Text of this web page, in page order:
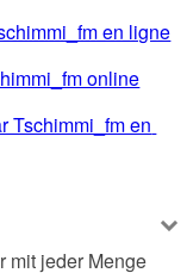
en ligne
online
Tschimmi_fm en
mit jeder Menge